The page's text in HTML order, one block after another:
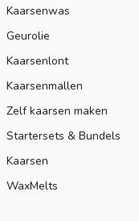
Kaarsenwas
Geurolie
Kaarsenlont
Kaarsenmallen
Zelf kaarsen maken
Startersets & Bundels
Kaarsen
WaxMelts